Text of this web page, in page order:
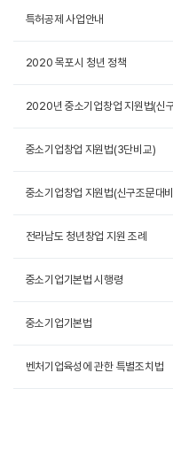
특허공제 사업안내
2020 목포시 청년 정책
2020년 중소기업창업 지원법(신
중소기업창업 지원법(3단비교)
중소기업창업 지원법(신구조문대
전라남도 청년창업 지원 조례
중소기업기본법 시행령
중소기업기본법
벤처기업육성에 관한 특별조치법